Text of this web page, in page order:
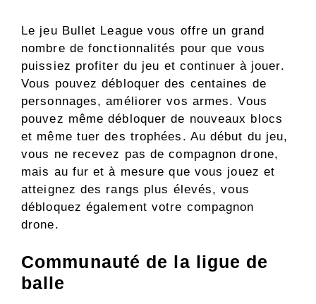
Le jeu Bullet League vous offre un grand
nombre de fonctionnalités pour que vous
puissiez profiter du jeu et continuer à jouer.
Vous pouvez débloquer des centaines de
personnages, améliorer vos armes. Vous
pouvez même débloquer de nouveaux blocs
et même tuer des trophées. Au début du jeu,
vous ne recevez pas de compagnon drone,
mais au fur et à mesure que vous jouez et
atteignez des rangs plus élevés, vous
débloquez également votre compagnon
drone.
Communauté de la ligue de
balle